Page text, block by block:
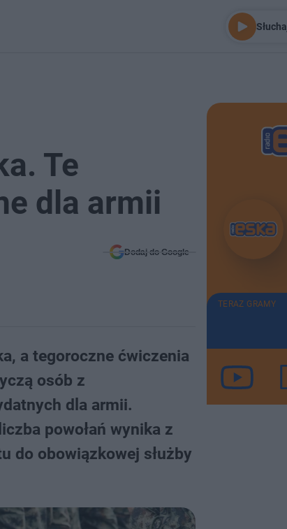
Te
dla armii
Dodaj do Google
a tegoroczne ćwiczenia
osób z
dla armii.
powołań wynika z
do obowiązkowej służby
TERAZ GRAMY